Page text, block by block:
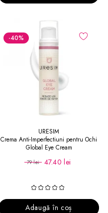
-40%
URESIM
Crema Anti-Imperfectiuni pentru Ochi
Global Eye Cream
79 lei 47.40 lei
Adaugă în coș